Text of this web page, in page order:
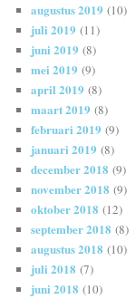
augustus 2019 (10)
juli 2019 (11)
juni 2019 (8)
mei 2019 (9)
april 2019 (8)
maart 2019 (8)
februari 2019 (9)
januari 2019 (8)
december 2018 (9)
november 2018 (9)
oktober 2018 (12)
september 2018 (8)
augustus 2018 (10)
juli 2018 (7)
juni 2018 (10)